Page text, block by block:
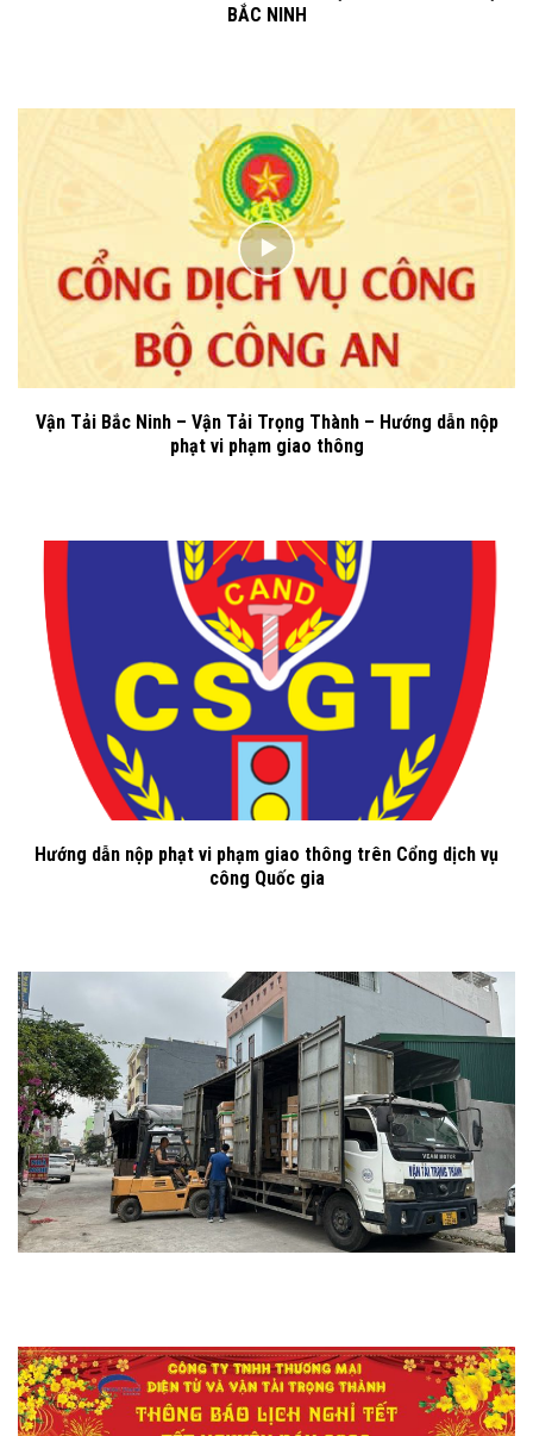
BẮC NINH
Vận Tải Bắc Ninh – Vận Tải Trọng Thành – Hướng dẫn nộp
phạt vi phạm giao thông
Hướng dẫn nộp phạt vi phạm giao thông trên Cổng dịch vụ
công Quốc gia